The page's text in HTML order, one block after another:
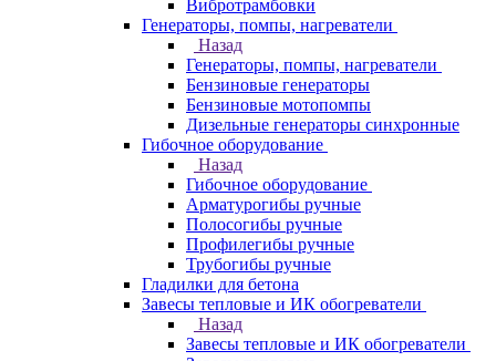
Вибротрамбовки
Генераторы, помпы, нагреватели
Назад
Генераторы, помпы, нагреватели
Бензиновые генераторы
Бензиновые мотопомпы
Дизельные генераторы синхронные
Гибочное оборудование
Назад
Гибочное оборудование
Арматурогибы ручные
Полосогибы ручные
Профилегибы ручные
Трубогибы ручные
Гладилки для бетона
Завесы тепловые и ИК обогреватели
Назад
Завесы тепловые и ИК обогреватели